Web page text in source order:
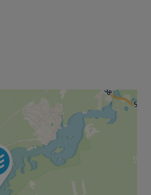
przekazanie danych
typu: nocleg, czartery,
i funkcjonalności
jest: Agencja
z siedzibą ul.